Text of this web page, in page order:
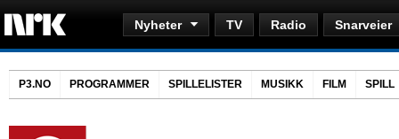
Nyheter TV Radio Snarveier
P3.NO PROGRAMMER SPILLELISTER MUSIKK FILM SPILL